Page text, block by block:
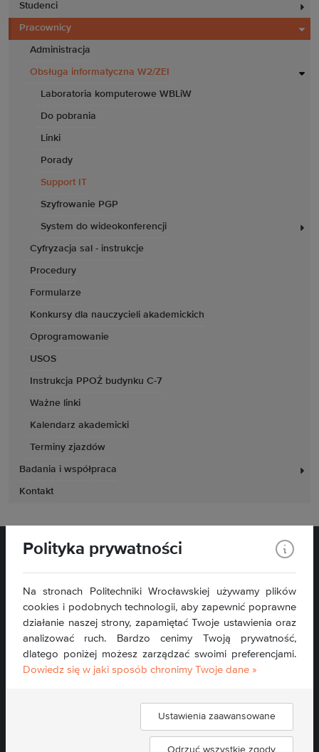
Studenci
Pracownicy
Administracja
Obsługa informatyczna W2/ZEI
Laboratoria komputerowe WBLiW
Do pobrania
Linki
Porady
Support IT
Szyfrowanie PGP
System do wideokonferencji
Cyfryzacja sal - instrukcje
Procedury
Formularze
Konkursy dla nauczycieli akademickich
Oprogramowanie
USOS
Instrukcja PPOŻ budynku C-7
Ważne linki
Kalendarz akademicki
Terminy zjazdów
Badania i współpraca
Kontakt
pl. Grunwaldzki 11
50-377 Wrocław
Mapa serwisu »
Polityka prywatności
Na stronach Politechniki Wrocławskiej używamy plików
cookies i podobnych technologii, aby zapewnić poprawne
działanie naszej strony, zapamiętać Twoje ustawienia oraz
analizować ruch. Bardzo cenimy Twoją prywatność,
dlatego poniżej możesz zarządzać swoimi preferencjami.
Dowiedz się w jaki sposób chronimy Twoje dane »
Ustawienia zaawansowane
Odrzuć wszystkie zgody